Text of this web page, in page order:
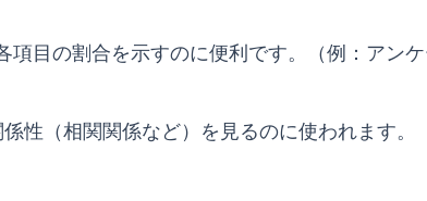
項目の割合を示すのに便利です。（例：アンケ
性（相関関係など）を見るのに使われます。